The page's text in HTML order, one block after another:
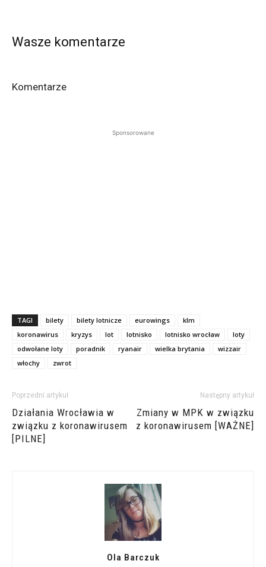
Wasze komentarze
Komentarze
Sponsorowane
TAGI bilety bilety lotnicze eurowings
klm
koronawirus
kryzys lot lotnisko lotnisko wrocław
loty
odwołane loty
poradnik ryanair wielka brytania
wizzair
włochy
zwrot
Poprzedni artykuł
Działania Wrocławia w
związku z koronawirusem
[PILNE]
Następny artykuł
Zmiany w MPK w związku
z koronawirusem [WAŻNE]
Ola Barczuk